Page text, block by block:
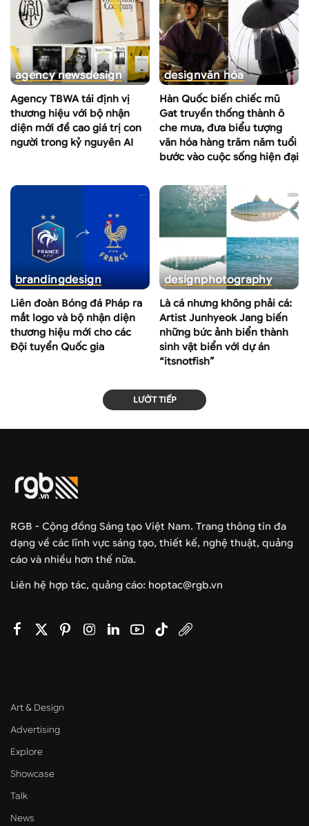
agency newsdesign
Agency TBWA tái định vị
thương hiệu với bộ nhận
diện mới đề cao giá trị con
người trong kỷ nguyên AI
designvăn hóa
Hàn Quốc biến chiếc mũ
Gat truyền thống thành ô
che mưa, đưa biểu tượng
văn hóa hàng trăm năm tuổi
bước vào cuộc sống hiện đại
brandingdesign
Liên đoàn Bóng đá Pháp ra
mắt logo và bộ nhận diện
thương hiệu mới cho các
Đội tuyển Quốc gia
designphotography
Là cá nhưng không phải cá:
Artist Junhyeok Jang biến
những bức ảnh biển thành
sinh vật biển với dự án
“itsnotfish”
LƯỚT TIẾP
RGB - Cộng đồng Sáng tạo Việt Nam. Trang thông tin đa
dạng về các lĩnh vực sáng tạo, thiết kế, nghệ thuật, quảng
cáo và nhiều hơn thế nữa.
Liên hệ hợp tác, quảng cáo: hoptac@rgb.vn
Art & Design
Advertising
Explore
Showcase
Talk
News